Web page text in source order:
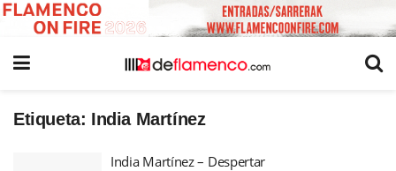
Etiqueta: India Martínez
India Martínez – Despertar